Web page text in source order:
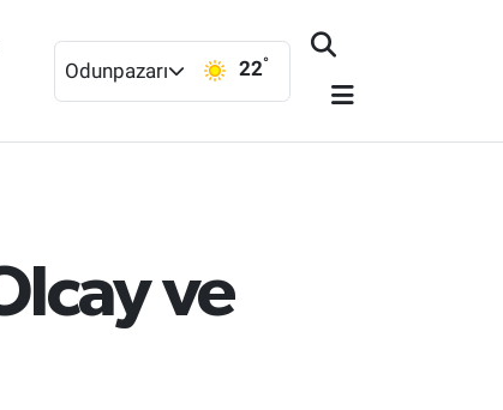
Odunpazarı 22°
ve